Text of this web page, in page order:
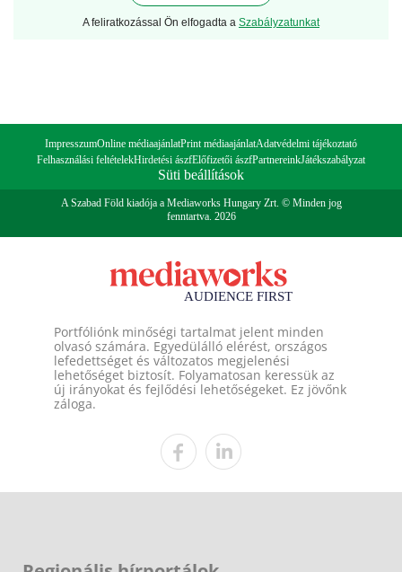
A feliratkozással Ön elfogadta a Szabályzatunkat
ImpresszumOnline médiaajánlatPrint médiaajánlatAdatvédelmi tájékoztató
Felhasználási feltételekHirdetési ászfElőfizetői ászfPartnereinkJátékszabályzat
Süti beállítások
A Szabad Föld kiadója a Mediaworks Hungary Zrt. © Minden jog
fenntartva. 2026
Portfóliónk minőségi tartalmat jelent minden
olvasó számára. Egyedülálló elérést, országos
lefedettséget és változatos megjelenési
lehetőséget biztosít. Folyamatosan keressük az
új irányokat és fejlődési lehetőségeket. Ez jövőnk
záloga.